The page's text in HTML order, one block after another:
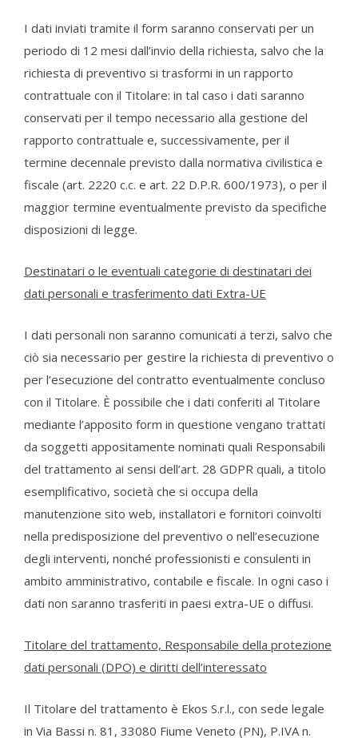
I dati inviati tramite il form saranno conservati per un
periodo di 12 mesi dall’invio della richiesta, salvo che la
richiesta di preventivo si trasformi in un rapporto
contrattuale con il Titolare: in tal caso i dati saranno
conservati per il tempo necessario alla gestione del
rapporto contrattuale e, successivamente, per il
termine decennale previsto dalla normativa civilistica e
fiscale (art. 2220 c.c. e art. 22 D.P.R. 600/1973), o per il
maggior termine eventualmente previsto da specifiche
disposizioni di legge.
Destinatari o le eventuali categorie di destinatari dei
dati personali e trasferimento dati Extra-UE
I dati personali non saranno comunicati a terzi, salvo che
ciò sia necessario per gestire la richiesta di preventivo o
per l’esecuzione del contratto eventualmente concluso
con il Titolare. È possibile che i dati conferiti al Titolare
mediante l’apposito form in questione vengano trattati
da soggetti appositamente nominati quali Responsabili
del trattamento ai sensi dell’art. 28 GDPR quali, a titolo
esemplificativo, società che si occupa della
manutenzione sito web, installatori e fornitori coinvolti
nella predisposizione del preventivo o nell’esecuzione
degli interventi, nonché professionisti e consulenti in
ambito amministrativo, contabile e fiscale. In ogni caso i
dati non saranno trasferiti in paesi extra-UE o diffusi.
Titolare del trattamento, Responsabile della protezione
dati personali (DPO) e diritti dell’interessato
Il Titolare del trattamento è Ekos S.r.l., con sede legale
in Via Bassi n. 81, 33080 Fiume Veneto (PN), P.IVA n.